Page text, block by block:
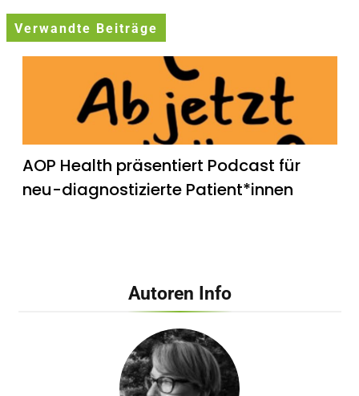
Verwandte Beiträge
AOP Health präsentiert Podcast für
neu-diagnostizierte Patient*innen
Dehnen, Warmlaufen und Co. – Arzt
verrät, wie man sich als Anfänger
wirklich vor bösen Sportverletzungen
Autoren Info